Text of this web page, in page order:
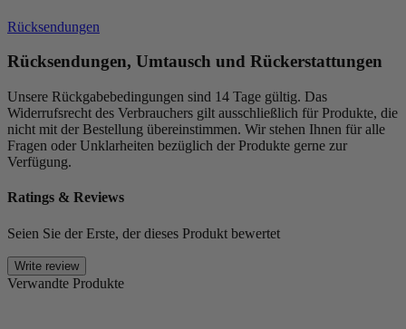
Rücksendungen
Rücksendungen, Umtausch und Rückerstattungen
Unsere Rückgabebedingungen sind 14 Tage gültig. Das
Widerrufsrecht des Verbrauchers gilt ausschließlich für Produkte, die
nicht mit der Bestellung übereinstimmen. Wir stehen Ihnen für alle
Fragen oder Unklarheiten bezüglich der Produkte gerne zur
Verfügung.
Ratings & Reviews
Seien Sie der Erste, der dieses Produkt bewertet
Write review
Verwandte Produkte